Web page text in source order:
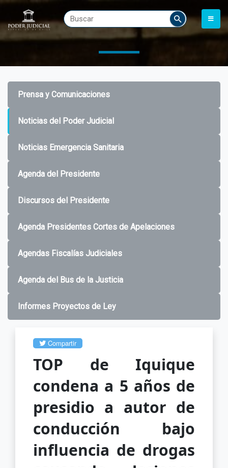
Prensa y Comunicaciones
Noticias del Poder Judicial
Noticias Emergencia Sanitaria
Agenda del Presidente
Discursos del Presidente
Agenda Presidentes Cortes de Apelaciones
Agendas Fiscalías Judiciales
Agenda del Bus de la Justicia
Informes Proyectos de Ley
Compartir
TOP de Iquique
condena a 5 años de
presidio a autor de
conducción bajo
influencia de drogas